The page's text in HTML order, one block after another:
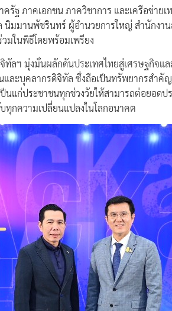
ฐ ภาคเอกชน ภาควิชาการ และเครือข่ายเ
นิมมานพัชรินทร์ ผู้อำนวยการใหญ่ สำนักงา
ในพิธีโดยพร้อมเพรียง
จิทัลฯ มุ่งมั่นผลักดันประเทศไทยสู่เศรษฐกิจแ
ะบุคลากรดิจิทัล ซึ่งถือเป็นทรัพยากรสำคัญ
แก่ประชาชนทุกช่วงวัยให้สามารถต่อยอดป
กความเปลี่ยนแปลงในโลกอนาคต